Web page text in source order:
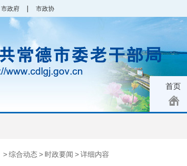
市政府 | 市政协
首页
>综合动态> 时政要闻 >详细内容